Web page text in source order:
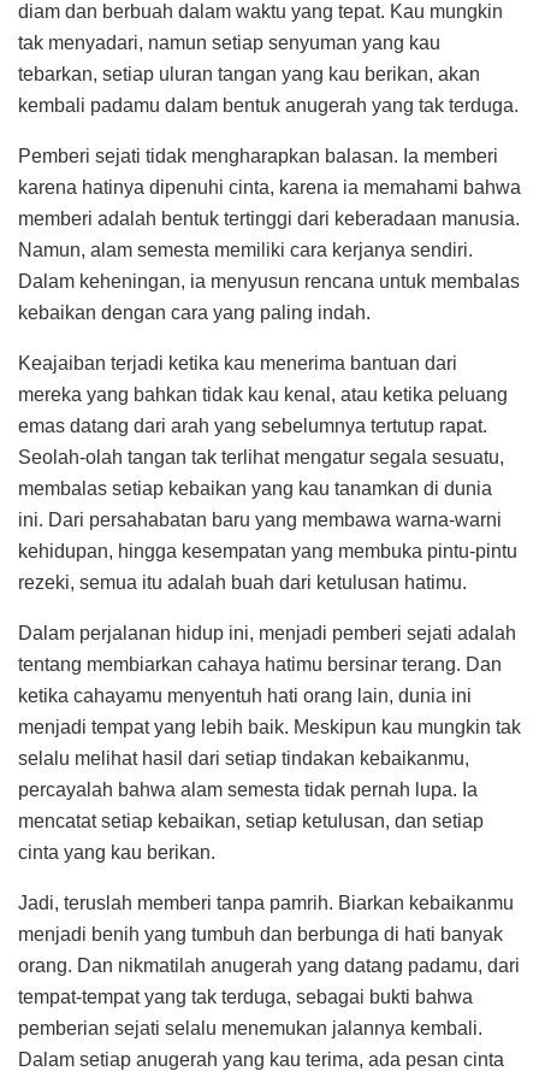
diam dan berbuah dalam waktu yang tepat. Kau mungkin
tak menyadari, namun setiap senyuman yang kau
tebarkan, setiap uluran tangan yang kau berikan, akan
kembali padamu dalam bentuk anugerah yang tak terduga.
Pemberi sejati tidak mengharapkan balasan. Ia memberi
karena hatinya dipenuhi cinta, karena ia memahami bahwa
memberi adalah bentuk tertinggi dari keberadaan manusia.
Namun, alam semesta memiliki cara kerjanya sendiri.
Dalam keheningan, ia menyusun rencana untuk membalas
kebaikan dengan cara yang paling indah.
Keajaiban terjadi ketika kau menerima bantuan dari
mereka yang bahkan tidak kau kenal, atau ketika peluang
emas datang dari arah yang sebelumnya tertutup rapat.
Seolah-olah tangan tak terlihat mengatur segala sesuatu,
membalas setiap kebaikan yang kau tanamkan di dunia
ini. Dari persahabatan baru yang membawa warna-warni
kehidupan, hingga kesempatan yang membuka pintu-pintu
rezeki, semua itu adalah buah dari ketulusan hatimu.
Dalam perjalanan hidup ini, menjadi pemberi sejati adalah
tentang membiarkan cahaya hatimu bersinar terang. Dan
ketika cahayamu menyentuh hati orang lain, dunia ini
menjadi tempat yang lebih baik. Meskipun kau mungkin tak
selalu melihat hasil dari setiap tindakan kebaikanmu,
percayalah bahwa alam semesta tidak pernah lupa. Ia
mencatat setiap kebaikan, setiap ketulusan, dan setiap
cinta yang kau berikan.
Jadi, teruslah memberi tanpa pamrih. Biarkan kebaikanmu
menjadi benih yang tumbuh dan berbunga di hati banyak
orang. Dan nikmatilah anugerah yang datang padamu, dari
tempat-tempat yang tak terduga, sebagai bukti bahwa
pemberian sejati selalu menemukan jalannya kembali.
Dalam setiap anugerah yang kau terima, ada pesan cinta